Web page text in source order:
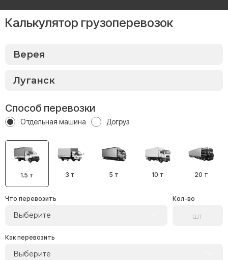
Калькулятор грузоперевозок
Способ перевозки
Отдельная машина Догруз
1.5 т 3 т 5 т 10 т 20 т
Что перевозить
Выберите
Кол-во
Как перевозить
Выберите